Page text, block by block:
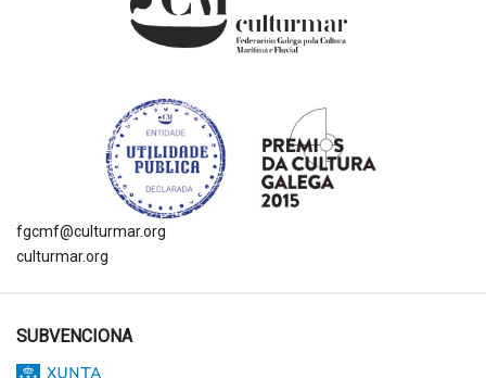
fgcmf@culturmar.org
culturmar.org
SUBVENCIONA